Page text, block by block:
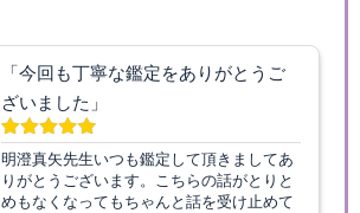
「今回も丁寧な鑑定をありがとうご
ざいました」
明澄真矢先生いつも鑑定して頂きましてあ
りがとうございます。こちらの話がとりと
めもなくなってもちゃんと話を受け止めて